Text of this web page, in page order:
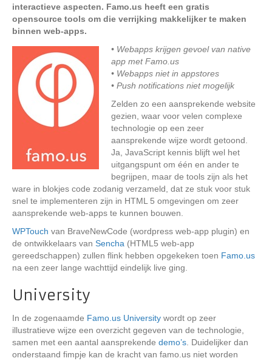
interactieve aspecten. Famo.us heeft een gratis
opensource tools om die verrijking makkelijker te maken
binnen web-apps.
• Webapps krijgen gevoel van native
app met Famo.us
• Webapps niet in appstores
• Push notifications niet mogelijk
Zelden zo een aansprekende website
gezien, waar voor velen complexe
technologie op een zeer
aansprekende wijze wordt getoond.
Ja, JavaScript kennis blijft wel het
uitgangspunt om één en ander te
begrijpen, maar de tools zijn als het
ware in blokjes code zodanig verzameld, dat ze stuk voor stuk
snel te implementeren zijn in HTML 5 omgevingen om zeer
aansprekende web-apps te kunnen bouwen.
WPTouch van BraveNewCode (wordpress web-app plugin) en
de ontwikkelaars van Sencha (HTML5 web-app
gereedschappen) zullen flink hebben opgekeken toen Famo.us
na een zeer lange wachttijd eindelijk live ging.
University
In de zogenaamde Famo.us University wordt op zeer
illustratieve wijze een overzicht gegeven van de technologie,
samen met een aantal aansprekende demo’s . Duidelijker dan
onderstaand fimpje kan de kracht van famo.us niet worden